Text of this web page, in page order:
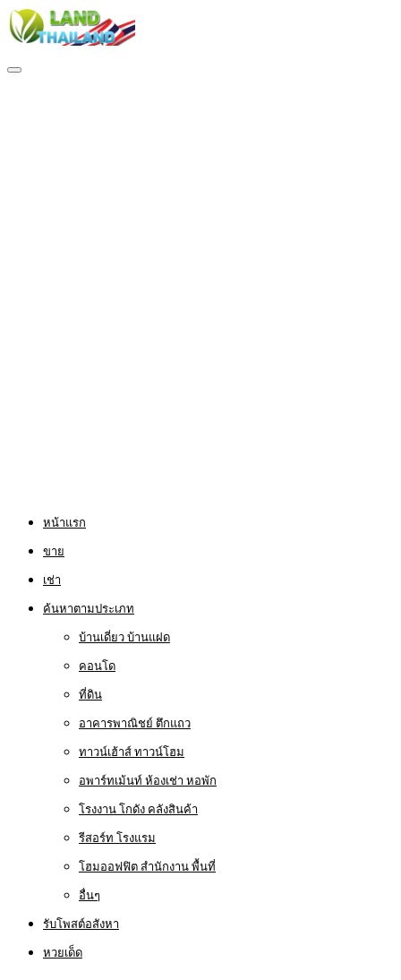
หน้าแรก
ขาย
เช่า
ค้นหาตามประเภท
บ้านเดี่ยว บ้านแฝด
คอนโด
ที่ดิน
อาคารพาณิชย์ ตึกแถว
ทาวน์เฮ้าส์ ทาวน์โฮม
อพาร์ทเม้นท์ ห้องเช่า หอพัก
โรงงาน โกดัง คลังสินค้า
รีสอร์ท โรงแรม
โฮมออฟฟิต สำนักงาน พื้นที่
อื่นๆ
รับโพสต์อสังหา
หวยเด็ด